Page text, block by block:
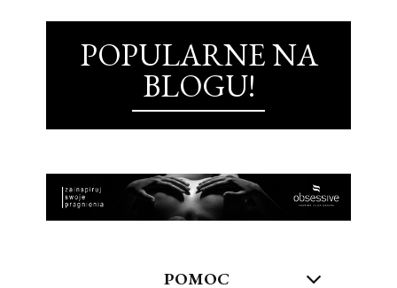
POPULARNE NA
BLOGU!
POMOC